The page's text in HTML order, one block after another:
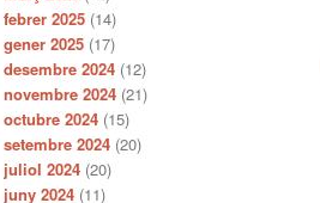
febrer 2025 (14)
gener 2025 (17)
desembre 2024 (12)
novembre 2024 (21)
octubre 2024 (15)
setembre 2024 (20)
juliol 2024 (20)
juny 2024 (11)